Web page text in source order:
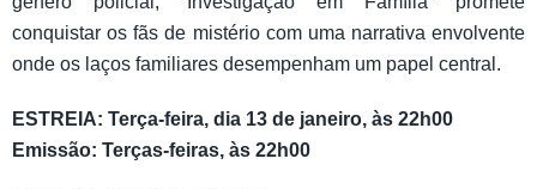
conquistar os fãs de mistério com uma narrativa envolvente
onde os laços familiares desempenham um papel central.
ESTREIA: Terça-feira, dia 13 de janeiro, às 22h00
Emissão: Terças-feiras, às 22h00